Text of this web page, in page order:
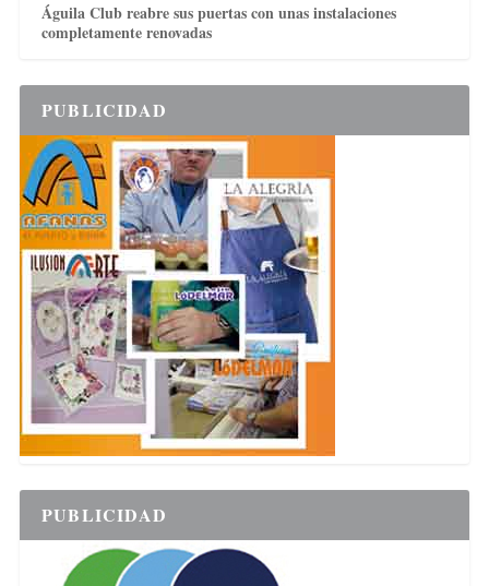
Águila Club reabre sus puertas con unas instalaciones
completamente renovadas
PUBLICIDAD
PUBLICIDAD